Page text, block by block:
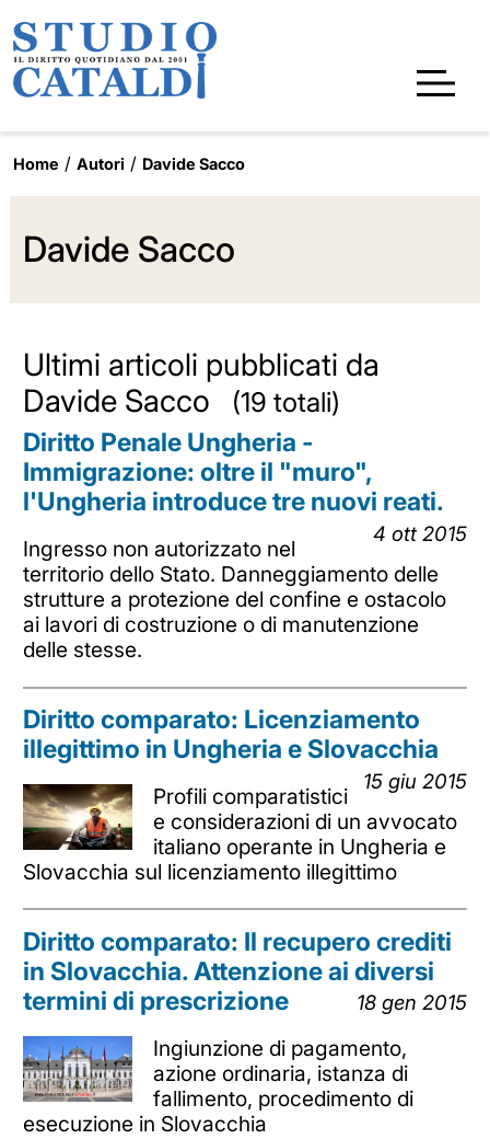
Home Autori Davide Sacco
Davide Sacco
Ultimi articoli pubblicati da
Davide Sacco
(19 totali)
Diritto Penale Ungheria -
Immigrazione: oltre il "muro",
l'Ungheria introduce tre nuovi reati.
4 ott 2015
Ingresso non autorizzato nel
territorio dello Stato. Danneggiamento delle
strutture a protezione del confine e ostacolo
ai lavori di costruzione o di manutenzione
delle stesse.
Diritto comparato: Licenziamento
illegittimo in Ungheria e Slovacchia
15 giu 2015
Profili comparatistici
e considerazioni di un avvocato
italiano operante in Ungheria e
Slovacchia sul licenziamento illegittimo
Diritto comparato: Il recupero crediti
in Slovacchia. Attenzione ai diversi
termini di prescrizione
18 gen 2015
Ingiunzione di pagamento,
azione ordinaria, istanza di
fallimento, procedimento di
esecuzione in Slovacchia